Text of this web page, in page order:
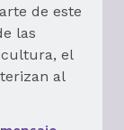
de este
las
el
al